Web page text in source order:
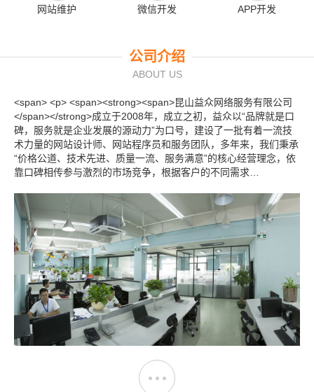
网站维护 微信开发 APP开发
公司介绍
ABOUT US
<span> <p> <span><strong><span>昆山益众网络服务有限公司
</span></strong>成立于2008年，成立之初，益众以“品牌就是口
碑，服务就是企业发展的源动力”为口号，建设了一批有着一流技
术力量的网站设计师、网站程序员和服务团队，多年来，我们秉承
“价格公道、技术先进、质量一流、服务满意”的核心经营理念，依
靠口碑相传参与激烈的市场竞争，根据客户的不同需求…